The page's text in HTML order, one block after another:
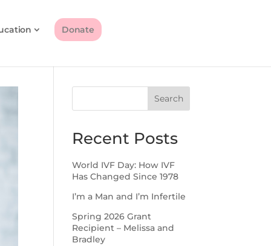
Donate
Search
Recent Posts
World IVF Day: How IVF
Has Changed Since 1978
I’m a Man and I’m Infertile
Spring 2026 Grant
Recipient – Melissa and
Bradley